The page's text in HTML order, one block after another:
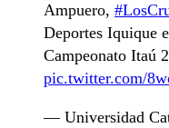
Ampuero,
Deportes Iquique
Campeonato Itaú
pic.twitter.com/
— Universidad